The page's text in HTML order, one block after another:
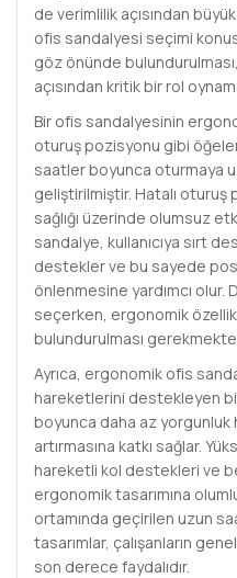
de verimlilik açısından
ofis sandalyesi seçimi
göz önünde bulundurulması,
açısından kritik bir rol
Bir ofis sandalyesinin
oturuş pozisyonu gibi
saatler boyunca oturmaya
geliştirilmiştir. Hatalı
sağlığı üzerinde olumsuz
sandalye, kullanıcıya sırt
destekler ve bu sayede
önlenmesine yardımcı olur.
seçerken, ergonomik
bulundurulması
Ayrıca, ergonomik ofis
hareketlerini destekleyen
boyunca daha az
artırmasına katkı sağlar.
hareketli kol destekleri ve
ergonomik tasarımına
ortamında geçirilen uzun
tasarımlar, çalışanların
son derece faydalıdır.